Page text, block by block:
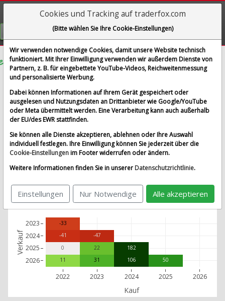
Visualizations
GRATIS REGISTRIEREN
Amprius Technologies
Renditedreieck
Basiswert wählen
Beliebte Basiswerte
Infront DE 40 Infront USA 500 Infront USA Industrial
-33
-41
-47
0
22
182
11
31 106 50
2022 2023 2024 2025 2026
2026
2025
2024
2023
Kauf
Verkauf
Cookies und Tracking auf traderfox.com
(Bitte wählen Sie Ihre Cookie-Einstellungen)
Wir verwenden notwendige Cookies, damit unsere Website technisch
funktioniert. Mit Ihrer Einwilligung verwenden wir außerdem Dienste von
Partnern, z. B. für eingebettete YouTube-Videos, Reichweitenmessung
und personalisierte Werbung.
Dabei können Informationen auf Ihrem Gerät gespeichert oder
ausgelesen und Nutzungsdaten an Drittanbieter wie Google/YouTube
oder Meta übermittelt werden. Eine Verarbeitung kann auch außerhalb
der EU/des EWR stattfinden.
Sie können alle Dienste akzeptieren, ablehnen oder Ihre Auswahl
individuell festlegen. Ihre Einwilligung können Sie jederzeit über die
Cookie-Einstellungenim Footer widerrufen oder ändern.
Weitere Informationen finden Sie in unserer Datenschutzrichtlinie.
Einstellungen Nur Notwendige Alle akzeptieren